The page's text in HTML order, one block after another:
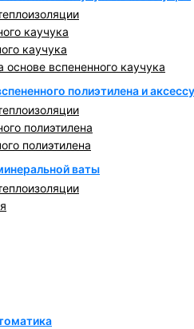
каучука
каучука
вспененного каучука
полиэтилена и
полиэтилена
полиэтилена
ваты